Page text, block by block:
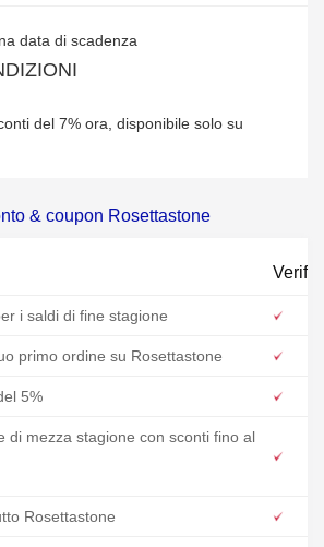
data di scadenza
del 7% ora, disponibile solo su
& coupon Rosettastone
i saldi di fine stagione
primo ordine su Rosettastone
5%
di mezza stagione con sconti fino al
Rosettastone